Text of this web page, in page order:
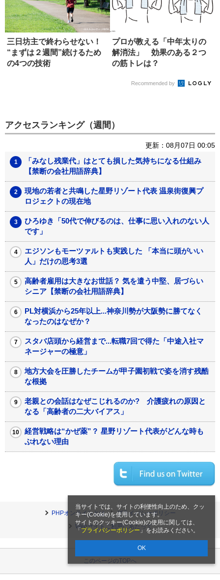
当サイトでは、サイトの利便性向上のため、クッ
キー(Cookie)を使用しています。
サイトのクッキー(Cookie)の使用に関しては、
「 プライバシーポリシー 」をお読みください。
OK
三日坊主で終わらせない！
“まずは２週間”続けるため
の4つの技術
プロが教える「中年太りの
解消法」 効果のある２つ
の筋トレは？
Recommended by
アクセスランキング（週間）
更新：08月07日 00:05
「みなし残業代」はとても損した気持ちになる仕組み
【禁断の会社用語辞典】
現地の若者と共鳴した星野リゾート代表 温泉街復興プ
ロジェクトの現在地
ひろゆき「50代で伸びるのは、仕事に思い入れのない人
です」
エジソンもモーツァルトも実践した 「本当に頭がいい
人」だけの思考3選
高齢者雇用は大きなお世話？ 気を遣う中堅、居づらい
シニア【禁断の会社用語辞典】
PL対横浜から25年以上...神奈川勢が大阪勢に勝てなく
なったのはなぜか？
スタバ店頭から経営まで...転職7回で得た「中途入社マ
ネージャーの極意」
地方大会を圧勝したチームが甲子園初戦で姿を消す残酷
な根拠
老親との会話はなぜこじれるのか? 介護疲れの原因と
なる「高齢者の二大バイアス」
経営戦略は“かぜ薬”？ 星野リゾート代表がどんな時も
ぶれない理由
PHPオンラインとは
プライバシーポリシー
Webサイトご利用にあたって
このページのTOPへ